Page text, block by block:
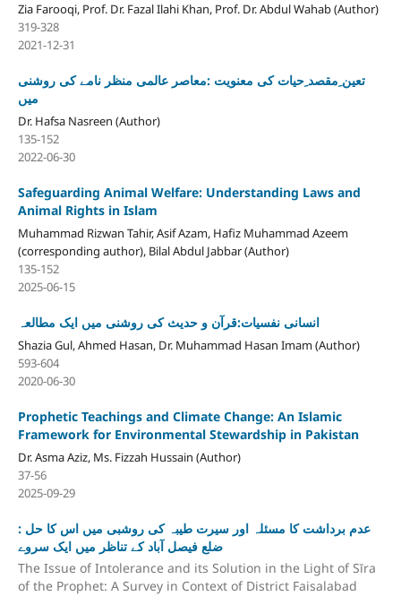
Zia Farooqi, Prof. Dr. Fazal Ilahi Khan, Prof. Dr. Abdul Wahab (Author)
319-328
2021-12-31
تعین ِمقصد ِحیات کی معنویت :معاصر عالمی منظر نامے کی روشنی
میں
Dr. Hafsa Nasreen (Author)
135-152
2022-06-30
Safeguarding Animal Welfare: Understanding Laws and
Animal Rights in Islam
Muhammad Rizwan Tahir, Asif Azam, Hafiz Muhammad Azeem
(corresponding author), Bilal Abdul Jabbar (Author)
135-152
2025-06-15
انسانی نفسیات:قرآن و حدیث کی روشنی میں ایک مطالعہ
Shazia Gul, Ahmed Hasan, Dr. Muhammad Hasan Imam (Author)
593-604
2020-06-30
Prophetic Teachings and Climate Change: An Islamic
Framework for Environmental Stewardship in Pakistan
Dr. Asma Aziz, Ms. Fizzah Hussain (Author)
37-56
2025-09-29
عدم برداشت کا مسئلہ اور سیرت طیبہ کی روشبی میں اس کا حل :
ضلع فیصل آباد کے تناظر میں ایک سروے
The Issue of Intolerance and its Solution in the Light of Sīra
of the Prophet: A Survey in Context of District Faisalabad